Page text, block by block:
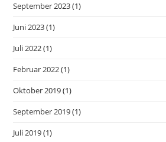
September 2023(1)
Juni 2023(1)
Juli 2022(1)
Februar 2022(1)
Oktober 2019(1)
September 2019(1)
Juli 2019(1)